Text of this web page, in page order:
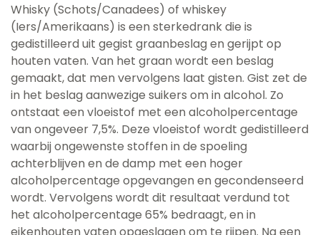
Whisky (Schots/Canadees) of whiskey
(Iers/Amerikaans) is een sterkedrank die is
gedistilleerd uit gegist graanbeslag en gerijpt op
houten vaten. Van het graan wordt een beslag
gemaakt, dat men vervolgens laat gisten. Gist zet de
in het beslag aanwezige suikers om in alcohol. Zo
ontstaat een vloeistof met een alcoholpercentage
van ongeveer 7,5%. Deze vloeistof wordt gedistilleerd
waarbij ongewenste stoffen in de spoeling
achterblijven en de damp met een hoger
alcoholpercentage opgevangen en gecondenseerd
wordt. Vervolgens wordt dit resultaat verdund tot
het alcoholpercentage 65% bedraagt, en in
eikenhouten vaten opgeslagen om te rijpen. Na een